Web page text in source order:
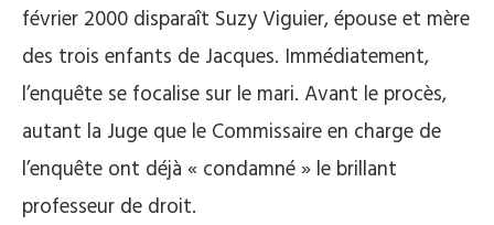
février 2000 disparaît Suzy Viguier, épouse et mère
des trois enfants de Jacques. Immédiatement,
l’enquête se focalise sur le mari. Avant le procès,
autant la Juge que le Commissaire en charge de
l’enquête ont déjà « condamné » le brillant
professeur de droit.